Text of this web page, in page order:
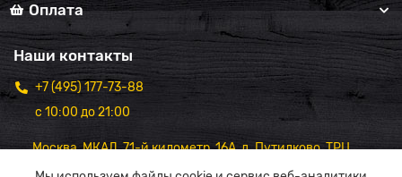
Оплата
Наши контакты
+7 (495) 177-73-88
с 10:00 до 21:00
Москва, МКАД, 71-й километр, 16А, д. Путилково, ТРЦ